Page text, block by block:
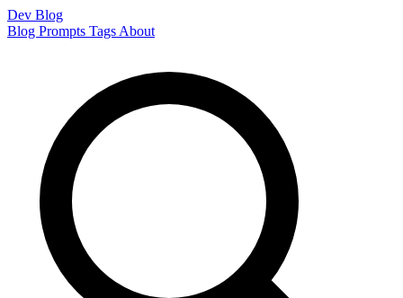
Dev Blog
Blog Prompts Tags About